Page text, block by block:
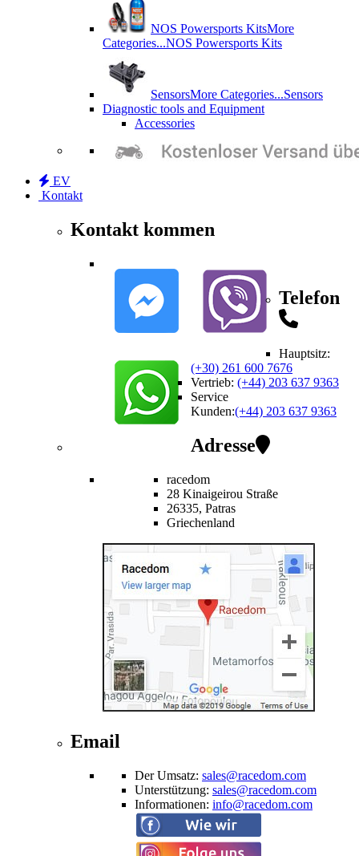
NOS Powersports KitsMore
Categories...NOS Powersports Kits
SensorsMore Categories...Sensors
Diagnostic tools and Equipment
Accessories
EV
Kontakt
Kontakt kommen
Telefon
Hauptsitz:
(+30) 261 600 7676
Vertrieb: (+44) 203 637 9363
Service
Kunden:(+44) 203 637 9363
Adresse
racedom
28 Kinaigeirou Straße
26335, Patras
Griechenland
Email
Der Umsatz: sales@racedom.com
Unterstützung: sales@racedom.com
Informationen: info@racedom.com